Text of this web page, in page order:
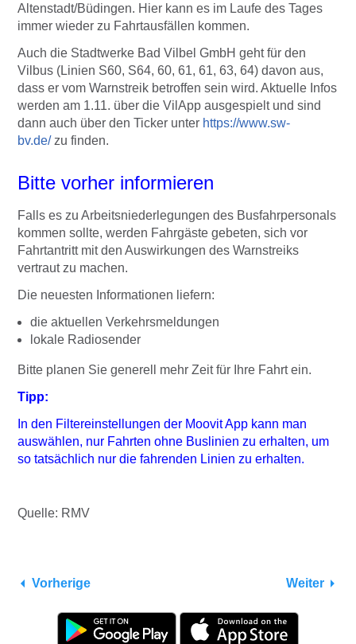
Altenstadt/Büdingen. Hier kann es im Laufe des Tages
immer wieder zu Fahrtausfällen kommen.
Auch die Stadtwerke Bad Vilbel GmbH geht für den
Vilbus (Linien S60, S64, 60, 61, 61, 63, 64) davon aus,
dass er vom Warnstreik betroffen sein wird. Aktuelle Infos
werden am 1.11. über die VilApp ausgespielt und sind
dann auch über den Ticker unter https://www.sw-
bv.de/zu finden.
Bitte vorher informieren
Falls es zu Arbeitsniederlegungen des Busfahrpersonals
kommen sollte, werden Fahrgäste gebeten, sich vor
Fahrtantritt mit den Auswirkungen des Warnstreiks
vertraut zu machen.
Die neuesten Informationen liefern:
die aktuellen Verkehrsmeldungen
lokale Radiosender
Bitte planen Sie generell mehr Zeit für Ihre Fahrt ein.
Tipp:
In den Filtereinstellungen der Moovit App kann man
auswählen, nur Fahrten ohne Buslinien zu erhalten, um
so tatsächlich nur die fahrenden Linien zu erhalten.
Quelle: RMV
Vorherige Weiter